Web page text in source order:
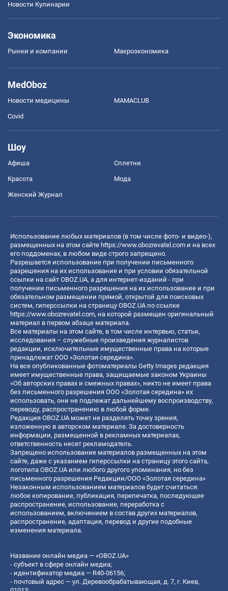
Новости Кулинарии
Экономика
Рынки и компании Mакроэкономика
MedOboz
Новости медицины MAMACLUB
Covid
Шоу
Афиша Сплетни
Красота Мода
Женский Журнал
Использование любых материалов (в том числе фото- и видео-),
размещенных на этом сайте https://www.obozrevatel.com и на всех
его поддоменах, в любом виде строго запрещено.
Разрешается использование при получении письменного
разрешения на их использование и при условии обязательной
ссылки на сайт OBOZ.UA, а для интернет-изданий - при
получении письменного разрешения на их использование и при
обязательном размещении прямой, открытой для поисковых
систем, гиперссылки на страницу OBOZ.UA по ссылке
https://www.obozrevatel.com, на которой размещен оригинальный
материал в первом абзаце материала.
Все материалы на этом сайте, в том числе интервью, статьи,
исследования – служебные произведения журналистов
редакции, исключительные имущественные права на которые
принадлежат ООО «Золотая середина».
На все опубликованные фотоматериалы Getty Images редакция
имеет имущественные права, защищаемые законом Украины
«Об авторских правах и смежных правах», никто не имеет права
без письменного разрешения ООО «Золотая середина» их
использовать, они не подлежат дальнейшему воспроизводству,
переводу, распространению в любой форме.
Редакция OBOZ.UA может не разделять точку зрения,
изложенную в авторском материале. За достоверность
информации, размещенной в рекламных материалах,
ответственность несет рекламодатель.
Запрещено использование материалов размещенных на этом
сайте, даже с указанием гиперссылки на страницу этого сайта,
логотипа OBOZ.UA или любого другого упоминания, но без
письменного разрешения Редакции/ООО «Золотая середина»
Незаконным использованием материалов будет считаться:
любое копирование, публикация, перепечатка, последующее
распространение, использование, переработка с
использованием, включением в состав других материалов,
распространение, адаптация, перевод и другие подобные
изменения материала.
Название онлайн медиа — «OBOZ.UA»
- субъект в сфере онлайн медиа;
- идентификатор медиа — R40-06156;
- почтовый адрес — ул. Деревообрабатывающая, д. 7, г. Киев,